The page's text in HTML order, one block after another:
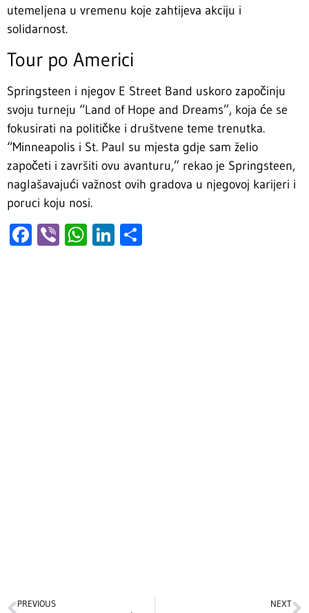
utemeljena u vremenu koje zahtijeva akciju i
solidarnost.
Tour po Americi
Springsteen i njegov E Street Band uskoro započinju
svoju turneju “Land of Hope and Dreams”, koja će se
fokusirati na političke i društvene teme trenutka.
“Minneapolis i St. Paul su mjesta gdje sam želio
započeti i završiti ovu avanturu,” rekao je Springsteen,
naglašavajući važnost ovih gradova u njegovoj karijeri i
poruci koju nosi.
Facebook
ViberWhatsApp
LinkedIn
PREVIOUS NEXT